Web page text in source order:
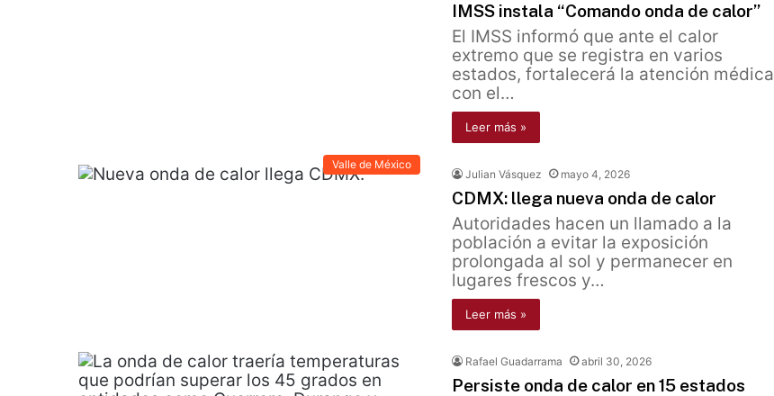
IMSS instala “Comando onda de calor”
El IMSS informó que ante el calor
extremo que se registra en varios
estados, fortalecerá la atención médica
con el…
Leer más »
Valle de México
Julian Vásquez mayo 4, 2026
CDMX: llega nueva onda de calor
Autoridades hacen un llamado a la
población a evitar la exposición
prolongada al sol y permanecer en
lugares frescos y…
Leer más »
Rafael Guadarrama abril 30, 2026
Persiste onda de calor en 15 estados